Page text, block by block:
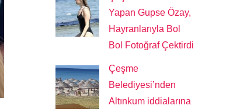
Yapan Gupse Özay,
Hayranlarıyla Bol
Bol Fotoğraf Çektirdi
Çeşme
Belediyesi’nden
Altınkum iddialarına